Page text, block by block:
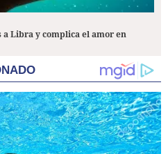
Libra y complica el amor en